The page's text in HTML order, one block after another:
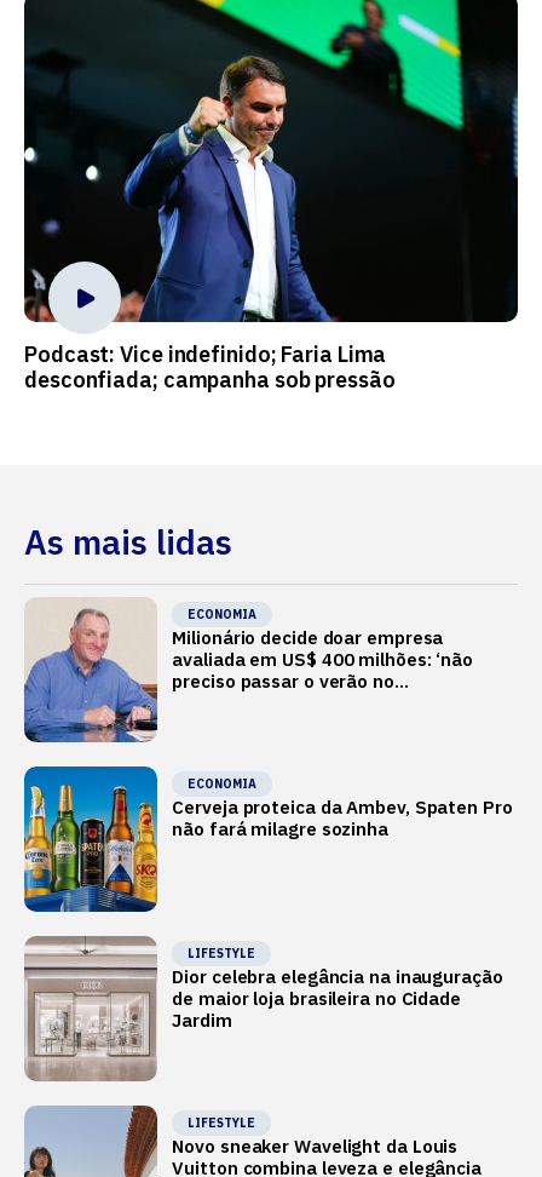
Podcast: Vice indefinido; Faria Lima
desconfiada; campanha sob pressão
As mais lidas
ECONOMIA
Milionário decide doar empresa
avaliada em US$ 400 milhões: ‘não
preciso passar o verão no
ECONOMIA
Cerveja proteica da Ambev, Spaten Pro
não fará milagre sozinha
LIFESTYLE
Dior celebra elegância na inauguração
de maior loja brasileira no Cidade
Jardim
LIFESTYLE
Novo sneaker Wavelight da Louis
Vuitton combina leveza e elegância